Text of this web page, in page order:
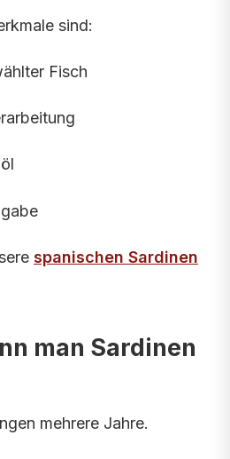
sind:
Fisch
spanischen Sardinen
man Sardinen
mehrere Jahre.